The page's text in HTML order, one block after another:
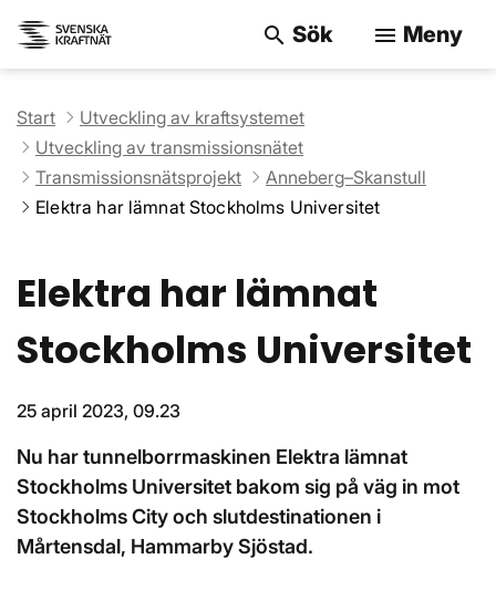
search Sök menu Meny
Start
Utveckling av kraftsystemet
Utveckling av transmissionsnätet
Transmissionsnätsprojekt
Anneberg–Skanstull
Elektra har lämnat Stockholms Universitet
Elektra har lämnat
Stockholms Universitet
25 april 2023, 09.23
Nu har tunnelborrmaskinen Elektra lämnat
Stockholms Universitet bakom sig på väg in mot
Stockholms City och slutdestinationen i
Mårtensdal, Hammarby Sjöstad.